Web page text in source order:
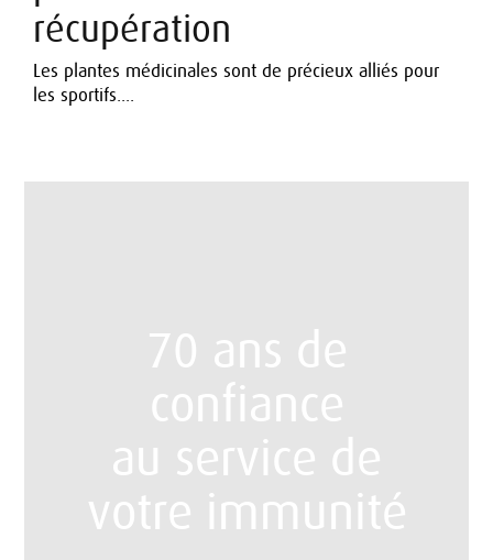
récupération
Les plantes médicinales sont de précieux alliés pour
les sportifs....
70 ans de
confiance
au service de
votre immunité